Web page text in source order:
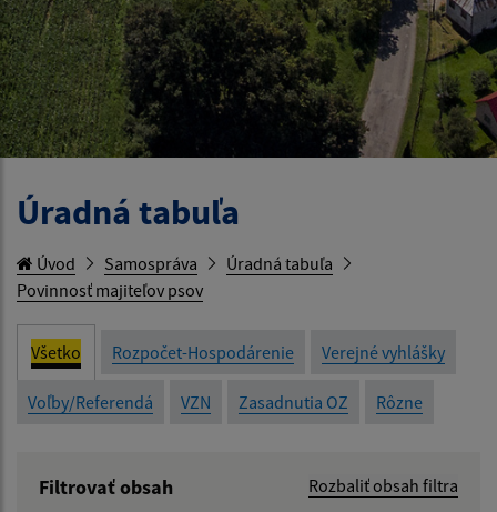
Úradná tabuľa
Úvod Samospráva
Úradná tabuľa
Povinnosť majiteľov psov
Všetko Rozpočet-Hospodárenie Verejné vyhlášky
Voľby/Referendá VZN Zasadnutia OZ Rôzne
Filtrovať obsah Rozbaliť obsah filtra